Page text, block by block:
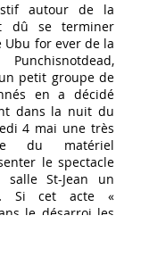
autour de la
dû se terminer
for ever de la
petit groupe de
en a décidé
dans la nuit du
4 mai une très
du matériel
le spectacle
St-Jean un
Si cet acte «
le désarroi les